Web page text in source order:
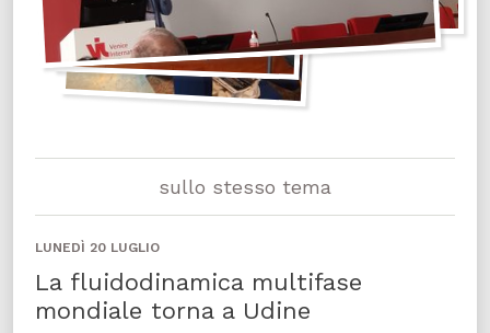
sullo stesso tema
LUNEDÌ 20 LUGLIO
La fluidodinamica multifase
mondiale torna a Udine